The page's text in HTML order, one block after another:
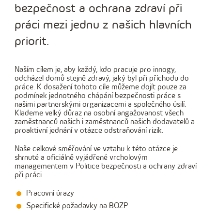
bezpečnost a ochrana zdraví při
práci mezi jednu z našich hlavních
priorit.
Naším cílem je, aby každý, kdo pracuje pro innogy,
odcházel domů stejně zdravý, jaký byl při příchodu do
práce. K dosažení tohoto cíle můžeme dojít pouze za
podmínek jednotného chápání bezpečnosti práce s
našimi partnerskými organizacemi a společného úsilí.
Klademe velký důraz na osobní angažovanost všech
zaměstnanců našich i zaměstnanců našich dodavatelů a
proaktivní jednání v otázce odstraňování rizik.
Naše celkové směřování ve vztahu k této otázce je
shrnuté a oficiálně vyjádřené vrcholovým
managementem v Politice bezpečnosti a ochrany zdraví
při práci.
Pracovní úrazy
Specifické požadavky na BOZP